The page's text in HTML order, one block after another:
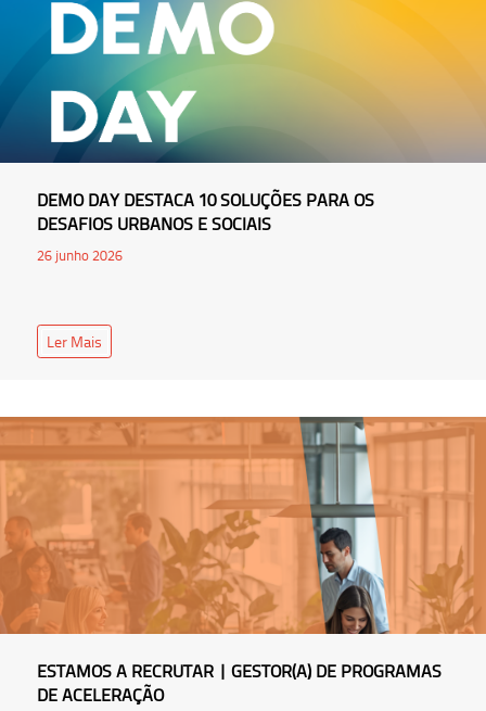
DEMO DAY DESTACA 10 SOLUÇÕES PARA OS
DESAFIOS URBANOS E SOCIAIS
26 junho 2026
Ler Mais
ESTAMOS A RECRUTAR | GESTOR(A) DE PROGRAMAS
DE ACELERAÇÃO